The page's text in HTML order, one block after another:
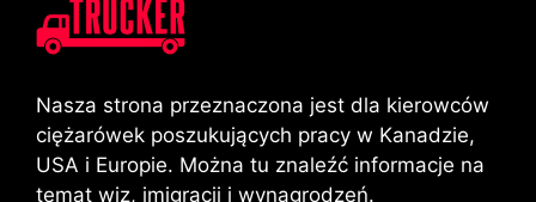
Nasza strona przeznaczona jest dla kierowców
ciężarówek poszukujących pracy w Kanadzie,
USA i Europie. Można tu znaleźć informacje na
temat wiz, imigracji i wynagrodzeń.